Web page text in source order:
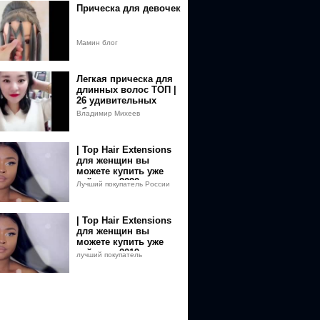
Прическа для девочек
Мамин блог
Легкая прическа для
длинных волос ТОП |
26 удивительных
сборников причесок
Владимир Михеев
| Top Hair Extensions
для женщин вы
можете купить уже
сейчас в 2020 году
Лучший покупатель России
| Top Hair Extensions
для женщин вы
можете купить уже
сейчас в 2019 году
лучший покупатель